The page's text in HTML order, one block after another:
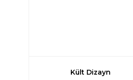
Kült Dizayn